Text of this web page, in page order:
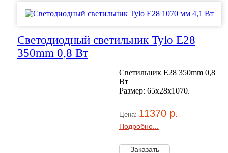
Светодиодный светильник Tylo E28
350mm 0,8 Вт
Светильник E28 350mm 0,8
Вт
Размер: 65x28x1070.
Цена: 11370 р.
Подробно...